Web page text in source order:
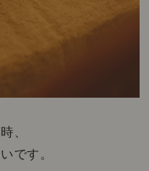
、
です。